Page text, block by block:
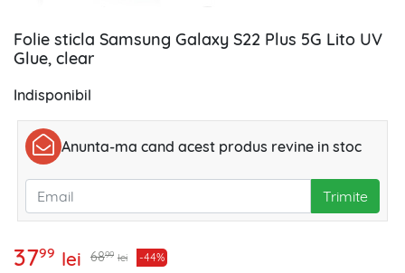
Folie sticla Samsung Galaxy S22 Plus 5G Lito UV
Glue, clear
Indisponibil
Anunta-ma cand acest produs revine in stoc
Trimite
3799 lei 6899 lei -44%